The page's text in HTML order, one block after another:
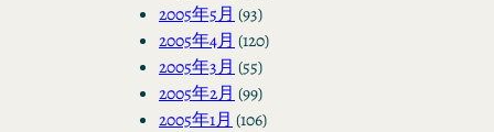
2005年5月 (93)
2005年4月 (120)
2005年3月 (55)
2005年2月 (99)
2005年1月 (106)